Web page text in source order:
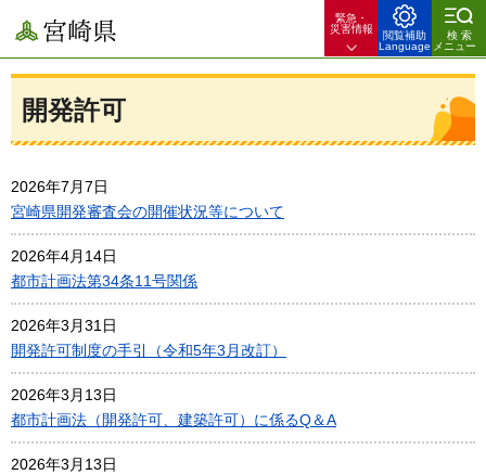
宮崎県
緊急・
災害情報
閲覧補助
Language
検索
メニュー
開発許可
2026年7月7日
宮崎県開発審査会の開催状況等について
2026年4月14日
都市計画法第34条11号関係
2026年3月31日
開発許可制度の手引（令和5年3月改訂）
2026年3月13日
都市計画法（開発許可、建築許可）に係るQ＆A
2026年3月13日